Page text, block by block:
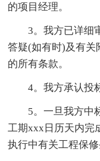
的项目经理。
3。我方已详细审
答疑(如有时)及有关
的所有条款。
4。我方承认投标
5。一旦我方中标
工期xxx日历天内完
执行中有关工程保修